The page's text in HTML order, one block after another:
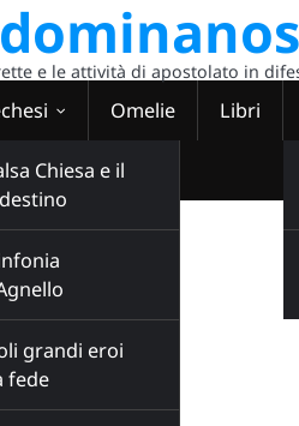
e le attività di apostolato in
Chiesa e il
grandi eroi
fede
Omelie Libri